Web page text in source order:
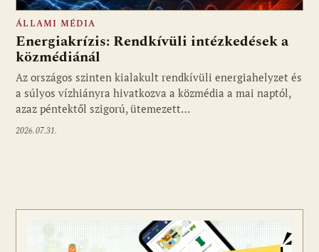
ÁLLAMI MÉDIA
Energiakrízis: Rendkívüli intézkedések a
közmédiánál
Az országos szinten kialakult rendkívüli energiahelyzet és
a súlyos vízhiányra hivatkozva a közmédia a mai naptól,
azaz péntektől szigorú, ütemezett…
2026.07.31.